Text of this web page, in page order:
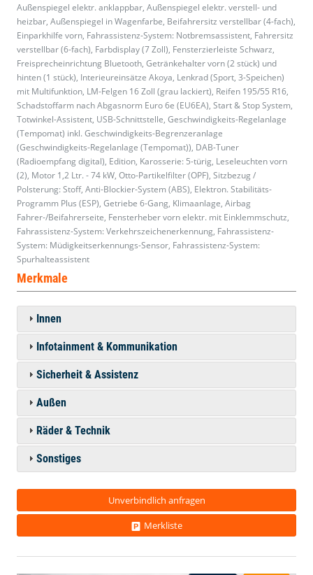
Außenspiegel elektr. anklappbar, Außenspiegel elektr. verstell- und
heizbar, Außenspiegel in Wagenfarbe, Beifahrersitz verstellbar (4-fach),
Einparkhilfe vorn, Fahrassistenz-System: Notbremsassistent, Fahrersitz
verstellbar (6-fach), Farbdisplay (7 Zoll), Fensterzierleiste Schwarz,
Freisprecheinrichtung Bluetooth, Getränkehalter vorn (2 stück) und
hinten (1 stück), Interieureinsätze Akoya, Lenkrad (Sport, 3-Speichen)
mit Multifunktion, LM-Felgen 16 Zoll (grau lackiert), Reifen 195/55 R16,
Schadstoffarm nach Abgasnorm Euro 6e (EU6EA), Start & Stop System,
Totwinkel-Assistent, USB-Schnittstelle, Geschwindigkeits-Regelanlage
(Tempomat) inkl. Geschwindigkeits-Begrenzeranlage
(Geschwindigkeits-Regelanlage (Tempomat)), DAB-Tuner
(Radioempfang digital), Edition, Karosserie: 5-türig, Leseleuchten vorn
(2), Motor 1,2 Ltr. - 74 kW, Otto-Partikelfilter (OPF), Sitzbezug /
Polsterung: Stoff, Anti-Blockier-System (ABS), Elektron. Stabilitäts-
Programm Plus (ESP), Getriebe 6-Gang, Klimaanlage, Airbag
Fahrer-/Beifahrerseite, Fensterheber vorn elektr. mit Einklemmschutz,
Fahrassistenz-System: Verkehrszeichenerkennung, Fahrassistenz-
System: Müdigkeitserkennungs-Sensor, Fahrassistenz-System:
Spurhalteassistent
Merkmale
Innen
Infotainment & Kommunikation
Sicherheit & Assistenz
Außen
Räder & Technik
Sonstiges
Unverbindlich anfragen
Merkliste